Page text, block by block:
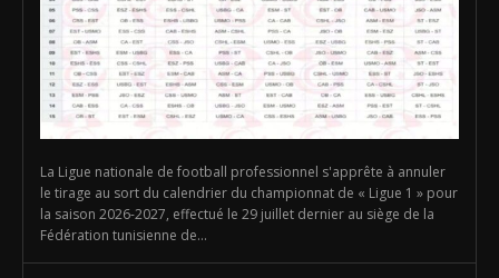
La Ligue nationale de football professionnel s'apprête à annuler
le tirage au sort du calendrier du championnat de « Ligue 1 » pour
la saison 2026-2027, effectué le 29 juillet dernier au siège de la
Fédération tunisienne de...